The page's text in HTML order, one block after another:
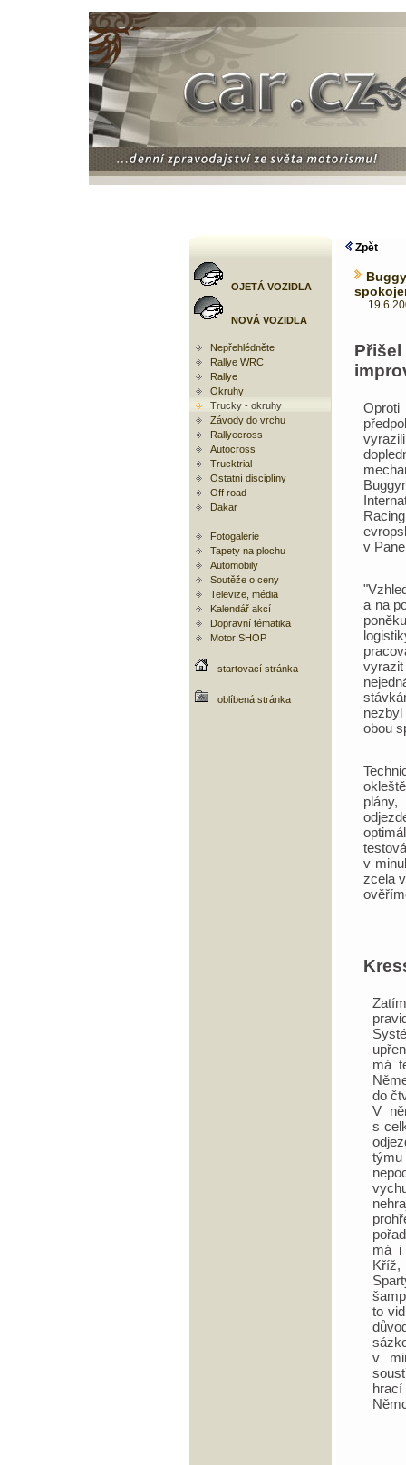
OJETÁ VOZIDLA
NOVÁ VOZIDLA
Nepřehlédněte
Rallye WRC
Rallye
Okruhy
Trucky - okruhy
Závody do vrchu
Rallyecross
Autocross
Trucktrial
Ostatní disciplíny
Off road
Dakar
Fotogalerie
Tapety na plochu
Automobily
Soutěže o ceny
Televize, média
Kalendář akcí
Dopravní tématika
Motor SHOP
startovací stránka
oblíbená stránka
Zpět
v
a na
obou
v
zcela
má
do
V
s
má i
Kříž,
to
v